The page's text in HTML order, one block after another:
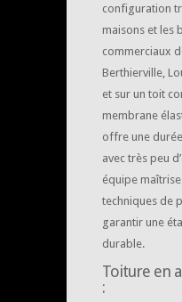
configuration
maisons et les
commerciaux
Berthierville,
et sur un toit
membrane
offre une
avec très peu
équipe
techniques de
garantir une
durable.
Toiture en
: